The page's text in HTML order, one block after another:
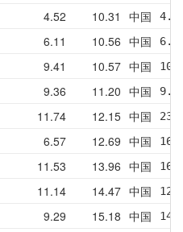
4.52 10.31 中国
6.11 10.56 中国
9.41 10.57 中国
9.36 11.20 中国
11.74 12.15 中国
6.57 12.69 中国
11.53 13.96 中国
11.14 14.47 中国
9.29 15.18 中国